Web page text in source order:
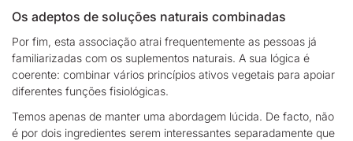
Os adeptos de soluções naturais combinadas
Por fim, esta associação atrai frequentemente as pessoas já
familiarizadas com os suplementos naturais. A sua lógica é
coerente: combinar vários princípios ativos vegetais para apoiar
diferentes funções fisiológicas.
Temos apenas de manter uma abordagem lúcida. De facto, não
é por dois ingredientes serem interessantes separadamente que